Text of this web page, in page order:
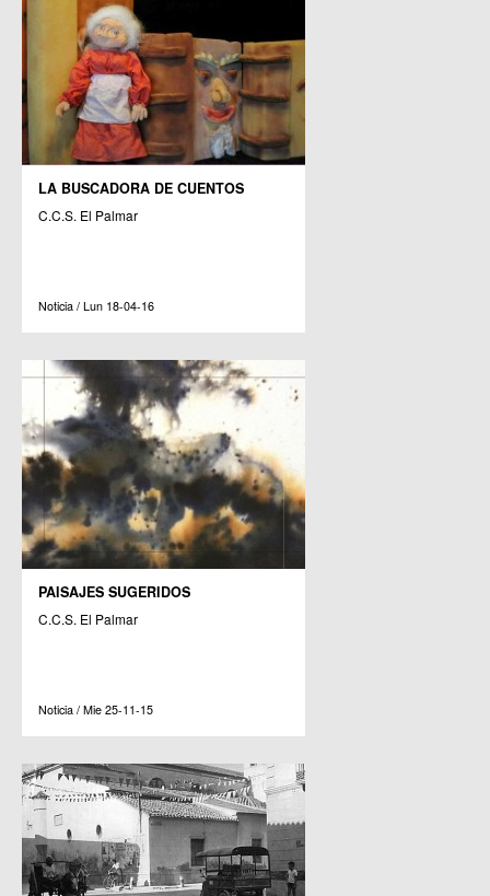
LA BUSCADORA DE CUENTOS
C.C.S. El Palmar
Noticia / Lun 18-04-16
PAISAJES SUGERIDOS
C.C.S. El Palmar
Noticia / Mie 25-11-15